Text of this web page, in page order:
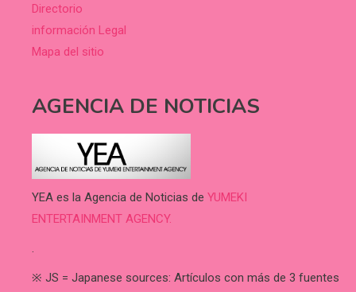
Directorio
información Legal
Mapa del sitio
AGENCIA DE NOTICIAS
YEA es la Agencia de Noticias de YUMEKI
ENTERTAINMENT AGENCY.
.
※ JS = Japanese sources: Artículos con más de 3 fuentes